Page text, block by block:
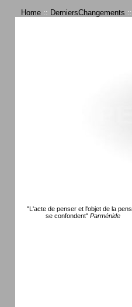
Home :: DerniersChangements ::
"L'acte de penser et l'objet de la
se confondent" Parménide